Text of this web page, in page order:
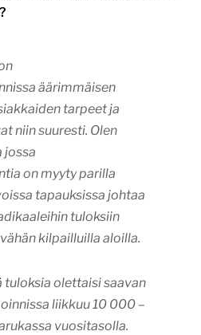
äärimmäisen
tarpeet ja
niin suuresti. Olen
jossa
on myyty parilla
tapauksissa johtaa
tuloksiin
kilpailluilla aloilla.
tuloksia olettaisi saavan
liikkuu 10 000 –
vuositasolla.